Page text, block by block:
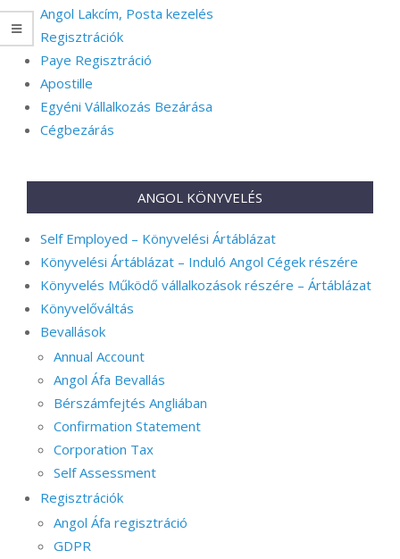
Angol Lakcím, Posta kezelés
Regisztrációk
Paye Regisztráció
Apostille
Egyéni Vállalkozás Bezárása
Cégbezárás
ANGOL KÖNYVELÉS
Self Employed – Könyvelési Ártáblázat
Könyvelési Ártáblázat – Induló Angol Cégek részére
Könyvelés Működő vállalkozások részére – Ártáblázat
Könyvelőváltás
Bevallások
Annual Account
Angol Áfa Bevallás
Bérszámfejtés Angliában
Confirmation Statement
Corporation Tax
Self Assessment
Regisztrációk
Angol Áfa regisztráció
GDPR